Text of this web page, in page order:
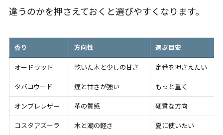
違うのかを押さえておくと選びやすくなります。
香り 方向性 選ぶ目安
オードウッド 乾いた木と少しの甘さ 定番を押さえたい
タバコウード 煙と甘さが強い もっと重く
オンブレレザー 革の質感 硬質な方向
コスタアズーラ 木と潮の軽さ 夏に使いたい